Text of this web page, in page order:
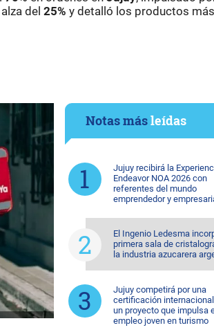
del 25% y detalló los productos más
Notas másleídas
Jujuy recibirá la
Endeavor NOA 2026 con
referentes del mundo
emprendedor y
El Ingenio Ledesma
primera sala de
la industria azucarera
Jujuy competirá por una
certificación
un proyecto que impulsa
empleo joven en turismo